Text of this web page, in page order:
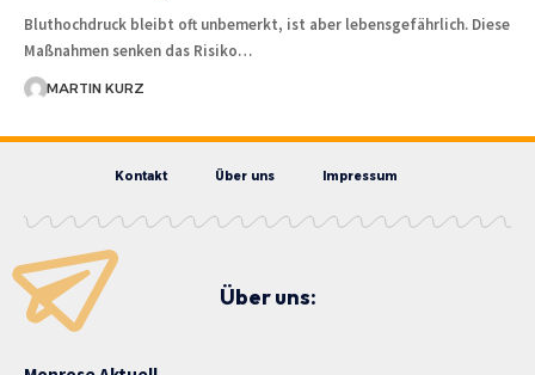
Bluthochdruck bleibt oft unbemerkt, ist aber lebensgefährlich. Diese
Maßnahmen senken das Risiko…
MARTIN KURZ
Kontakt Über uns Impressum
Über uns: